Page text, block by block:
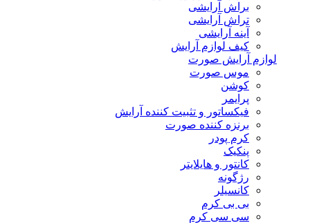
براش آرایشی
تراش آرایشی
آینه آرایشی
کیف لوازم آرایش
لوازم آرایش صورت
موس صورت
کوشن
پرایمر
فیکساتور و تثبیت کننده آرایش
برنزه کننده صورت
کرم پودر
پنکیک
کانتور و هایلایتر
رژگونه
کانسیلر
بی بی کرم
سی سی کرم